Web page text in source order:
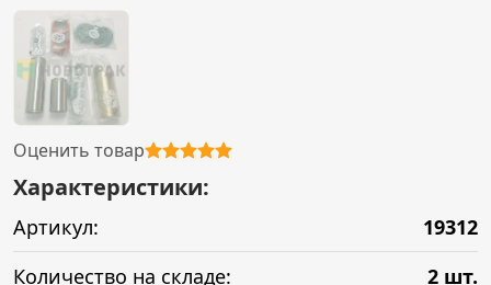
Оценить товар
Характеристики:
Артикул:
19312
Количество на складе:
2 шт.